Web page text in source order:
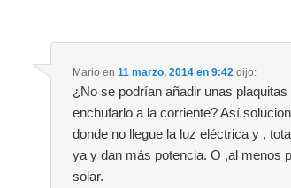
Mario en 11 marzo, 2014 en 9:42 dijo:
¿No se podrían añadir unas
enchufarlo a la corriente? Así
donde no llegue la luz eléctrica y ,
ya y dan más potencia. O ,al menos
solar.